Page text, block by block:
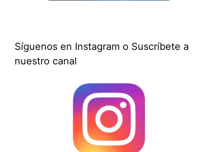
Síguenos en Instagram o Suscríbete a
nuestro canal